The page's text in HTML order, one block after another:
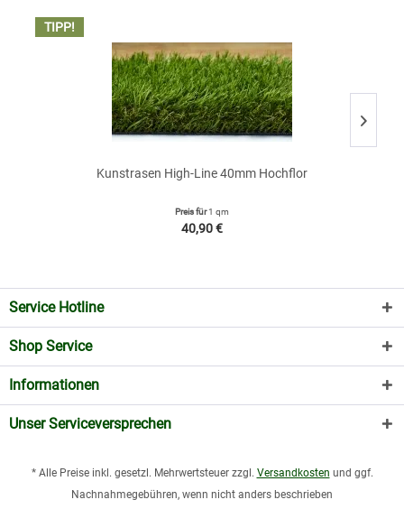
TIPP!
Kunstrasen High-Line 40mm Hochflor
Preis für1 qm
40,90 €
Service Hotline
Shop Service
Informationen
Unser Serviceversprechen
* Alle Preise inkl. gesetzl. Mehrwertsteuer zzgl. Versandkosten und ggf.
Nachnahmegebühren, wenn nicht anders beschrieben